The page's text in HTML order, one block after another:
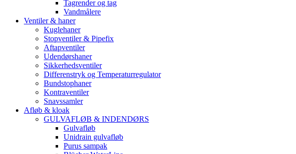
Tagrender og tag
Vandmålere
Ventiler & haner
Kuglehaner
Stopventiler & Pipefix
Aftapventiler
Udendørshaner
Sikkerhedsventiler
Differenstryk og Temperaturregulator
Bundstophaner
Kontraventiler
Snavssamler
Afløb & kloak
GULVAFLØB & INDENDØRS
Gulvafløb
Unidrain gulvafløb
Purus sampak